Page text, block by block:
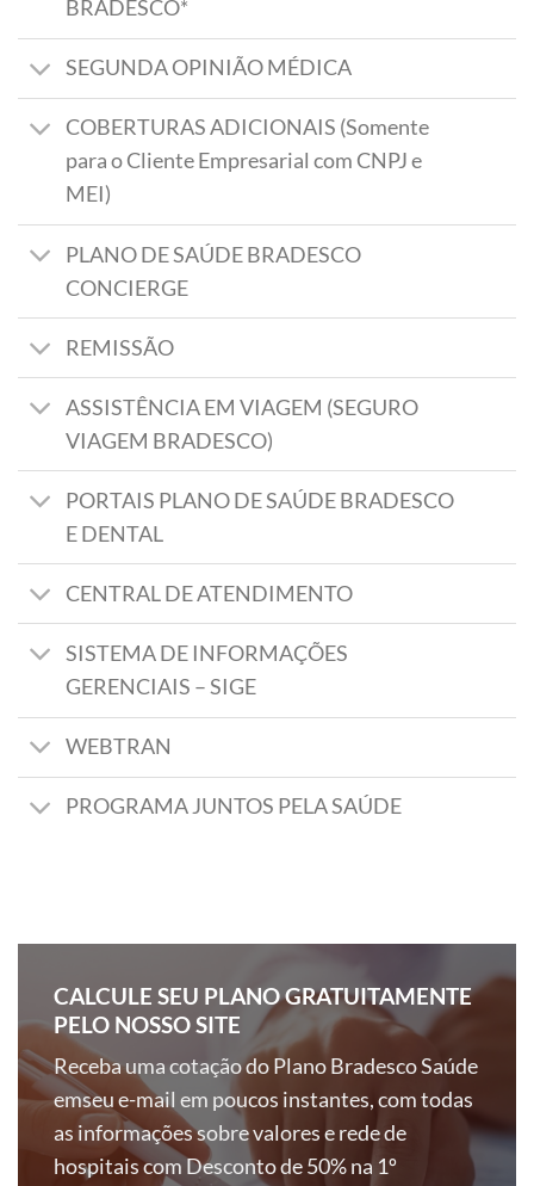
BRADESCO*
SEGUNDA OPINIÃO MÉDICA
COBERTURAS ADICIONAIS (Somente
para o Cliente Empresarial com CNPJ e
MEI)
PLANO DE SAÚDE BRADESCO
CONCIERGE
REMISSÃO
ASSISTÊNCIA EM VIAGEM (SEGURO
VIAGEM BRADESCO)
PORTAIS PLANO DE SAÚDE BRADESCO
E DENTAL
CENTRAL DE ATENDIMENTO
SISTEMA DE INFORMAÇÕES
GERENCIAIS – SIGE
WEBTRAN
PROGRAMA JUNTOS PELA SAÚDE
CALCULE SEU PLANO GRATUITAMENTE
PELO NOSSO SITE
Receba uma cotação do Plano Bradesco Saúde
emseu e-mail em poucos instantes, com todas
as informações sobre valores e rede de
hospitais com Desconto de 50% na 1º